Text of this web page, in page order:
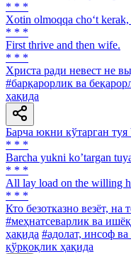
* * *
Xotin olmoqqa cho‘t
* * *
First thrive and then wife.
* * *
Христа ради невест не
#барқарорлик ва
ҳақида
Барча юкни кўтарган
* * *
Barcha yukni koʼtargan
* * *
All lay load on the willing
* * *
Кто безотказно везёт, на
#меҳнатсеварлик ва
ҳақида #адолат, инсоф
қўрқоқлик ҳақида